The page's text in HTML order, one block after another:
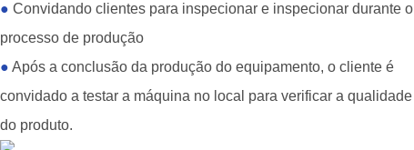
● Convidando clientes para inspecionar e inspecionar durante o
processo de produção
● Após a conclusão da produção do equipamento, o cliente é
convidado a testar a máquina no local para verificar a qualidade
do produto.